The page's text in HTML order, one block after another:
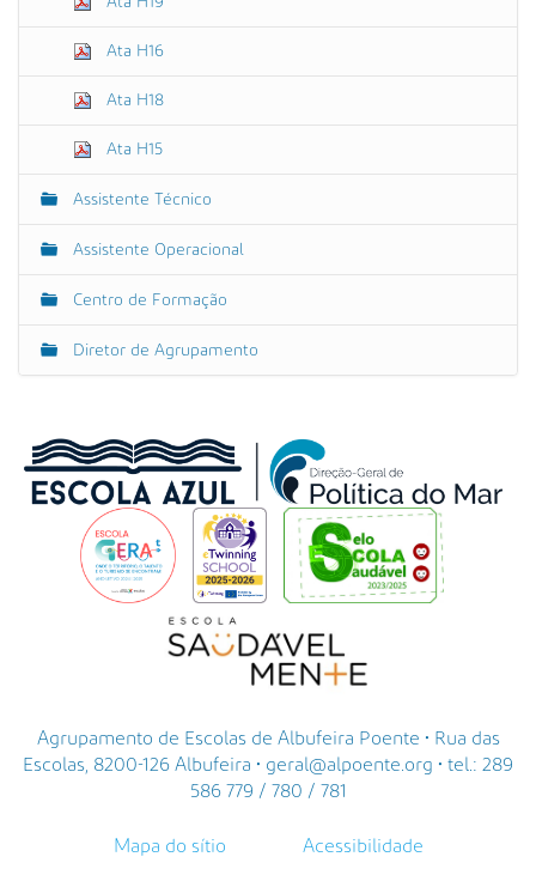
Ata H16
Ata H18
Ata H15
Assistente Técnico
Assistente Operacional
Centro de Formação
Diretor de Agrupamento
Agrupamento de Escolas de Albufeira Poente • Rua das
Escolas, 8200-126 Albufeira • geral@alpoente.org • tel.: 289
586 779 / 780 / 781
Mapa do sítio Acessibilidade